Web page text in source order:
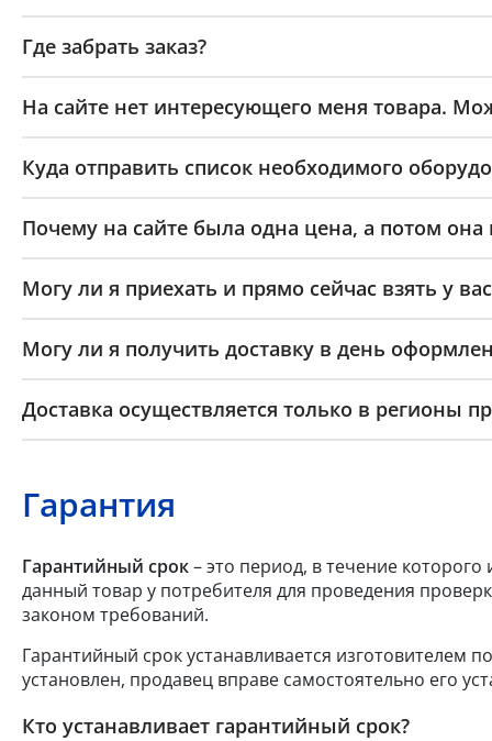
Где забрать заказ?
На сайте нет интересующего меня товара.
Куда отправить список необходимого
Почему на сайте была одна цена, а потом она
Могу ли я приехать и прямо сейчас взять у
Могу ли я получить доставку в день
Доставка осуществляется только в регионы
Гарантия
Гарантийный срок– это период, в течение которого
данный товар у потребителя для проведения
законом требований.
Гарантийный срок устанавливается изготовителем
установлен, продавец вправе самостоятельно его
Кто устанавливает гарантийный срок?